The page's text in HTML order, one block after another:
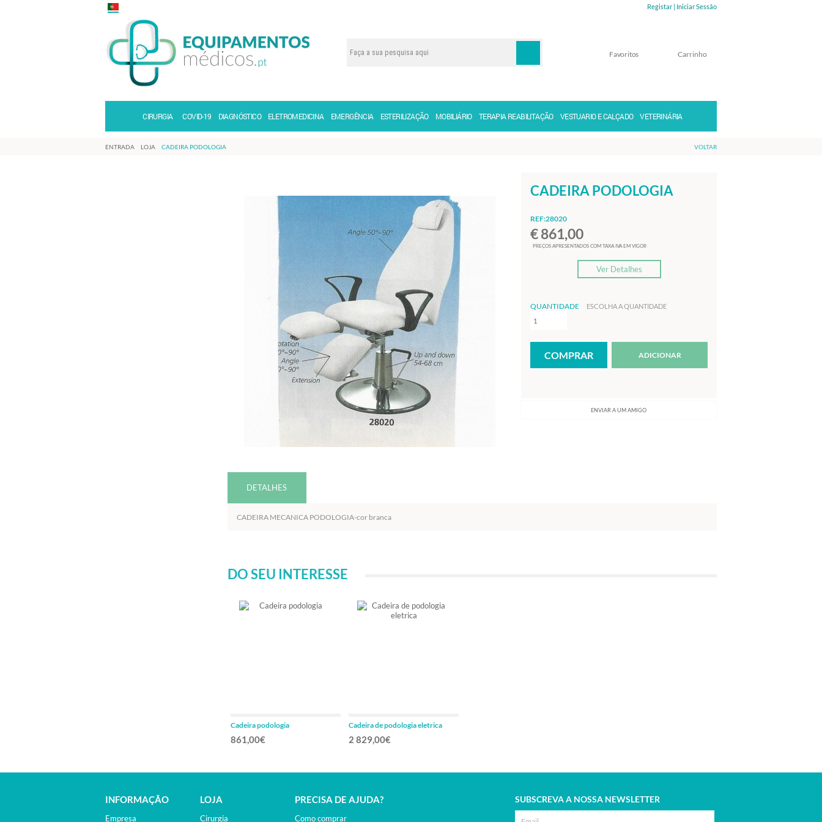
Registar | Iniciar Sessão
Carrinho
Favoritos
CIRURGIA COVID-19 DIAGNÓSTICO ELETROMEDICINA EMERGÊNCIA ESTERILIZAÇÃO MOBILIÁRIO TERAPIA REABILITAÇÃO VESTUARIO E CALÇADO VETERINÁRIA
ENTRADA LOJA CADEIRA PODOLOGIA VOLTAR
CADEIRA PODOLOGIA
REF:28020
€ 861,00
PREÇOS APRESENTADOS COM TAXA IVA EM VIGOR
Ver Detalhes
QUANTIDADE ESCOLHA A QUANTIDADE
ADICIONAR
ENVIAR A UM AMIGO
DETALHES
CADEIRA MECANICA PODOLOGIA-cor branca
DO SEU INTERESSE
Cadeira podologia
861,00€
Cadeira de podologia eletrica
2 829,00€
INFORMAÇÃO
Empresa
LOJA
Cirurgia
PRECISA DE AJUDA?
Como comprar
SUBSCREVA A NOSSA NEWSLETTER